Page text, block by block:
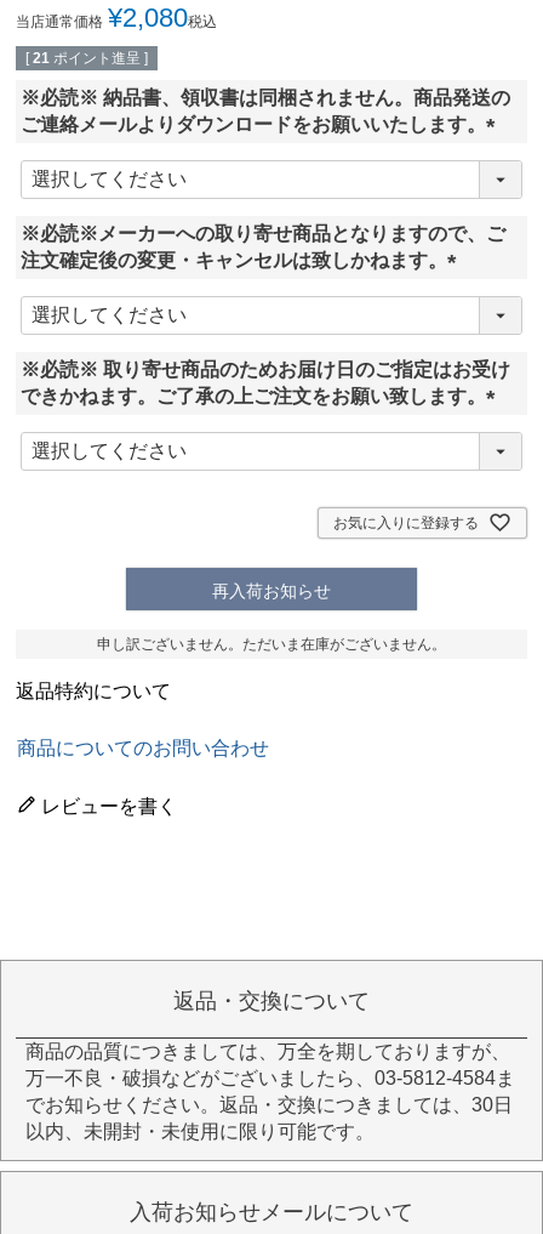
当店通常価格 ¥2,080税込
[ 21 ポイント進呈 ]
※必読※ 納品書、領収書は同梱されません。商品発送の
ご連絡メールよりダウンロードをお願いいたします。
(
必
)
※必読※メーカーへの取り寄せ商品となりますので、ご
注文確定後の変更・キャンセルは致しかねます。
(
)
※必読※ 取り寄せ商品のためお届け日のご指定はお受け
できかねます。ご了承の上ご注文をお願い致します。
(
必
)
お気に入りに登録する
再入荷お知らせ
申し訳ございません。ただいま在庫がございません。
返品特約について
商品についてのお問い合わせ
レビューを書く
返品・交換について
商品の品質につきましては、万全を期しておりますが、
万一不良・破損などがございましたら、03-5812-4584ま
でお知らせください。返品・交換につきましては、30日
以内、未開封・未使用に限り可能です。
入荷お知らせメールについて